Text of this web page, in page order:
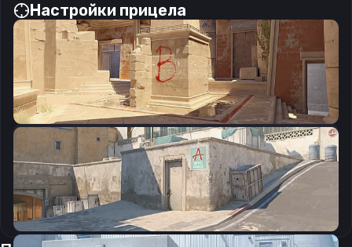
Настройки прицела
CSGO-dfKOt-nRWns-Ebpup-ax8GH-CcVvD
Скопировать